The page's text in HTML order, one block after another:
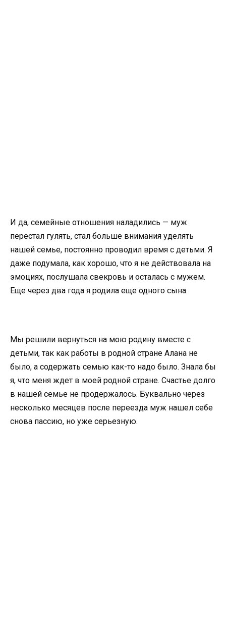
И да, семейные отношения наладились — муж
перестал гулять, стал больше внимания уделять
нашей семье, постоянно проводил время с детьми. Я
даже подумала, как хорошо, что я не действовала на
эмоциях, послушала свекровь и осталась с мужем.
Еще через два года я родила еще одного сына.
Мы решили вернуться на мою родину вместе с
детьми, так как работы в родной стране Алана не
было, а содержать семью как-то надо было. Знала бы
я, что меня ждет в моей родной стране. Счастье долго
в нашей семье не продержалось. Буквально через
несколько месяцев после переезда муж нашел себе
снова пассию, но уже серьезную.